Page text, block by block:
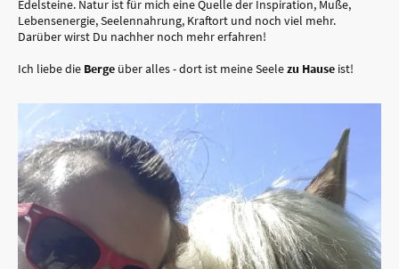
Edelsteine. Natur ist für mich eine Quelle der Inspiration, Muße,
Lebensenergie, Seelennahrung, Kraftort und noch viel mehr.
Darüber wirst Du nachher noch mehr erfahren!
Ich liebe die Berge über alles - dort ist meine Seelezu Hause ist!